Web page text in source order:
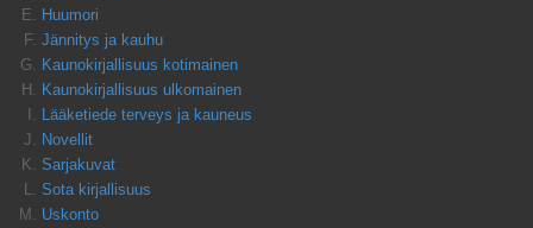
Huumori
Jännitys ja kauhu
Kaunokirjallisuus kotimainen
Kaunokirjallisuus ulkomainen
Lääketiede terveys ja kauneus
Novellit
Sarjakuvat
Sota kirjallisuus
Uskonto